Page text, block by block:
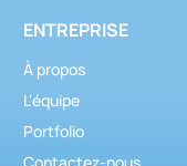
ENTREPRISE
À propos
L'équipe
Portfolio